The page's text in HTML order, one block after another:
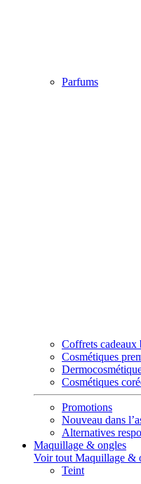
Parfums
Coffrets cadeaux
Cosmétiques
Cosmétiques
Promotions
Nouveau dans
Alternatives
Maquillage & ongles
Voir tout Maquillage &
Teint